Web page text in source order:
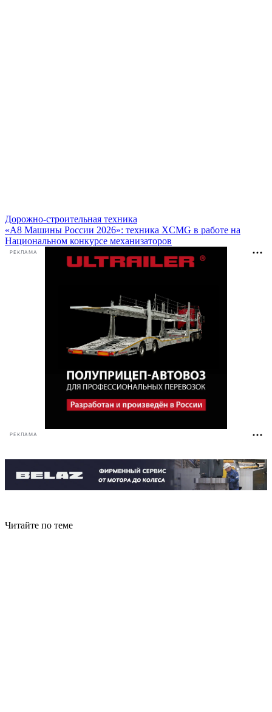
Дорожно-строительная техника
«А8 Машины России 2026»: техника XCMG в работе на
Национальном конкурсе механизаторов
РЕКЛАМА
РЕКЛАМА
Читайте по теме